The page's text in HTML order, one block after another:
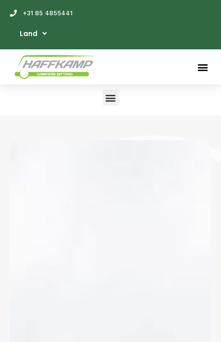
+31 85 4855441
Land